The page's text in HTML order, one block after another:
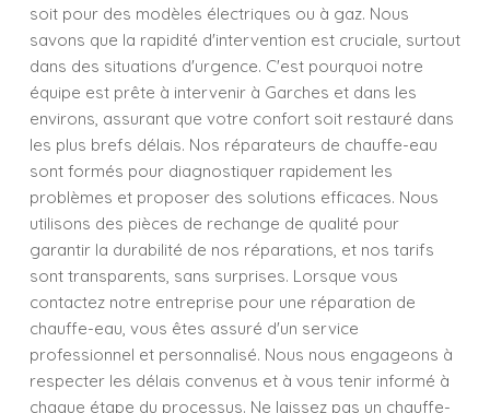
soit pour des modèles électriques ou à gaz. Nous
savons que la rapidité d'intervention est cruciale, surtout
dans des situations d'urgence. C'est pourquoi notre
équipe est prête à intervenir à Garches et dans les
environs, assurant que votre confort soit restauré dans
les plus brefs délais. Nos réparateurs de chauffe-eau
sont formés pour diagnostiquer rapidement les
problèmes et proposer des solutions efficaces. Nous
utilisons des pièces de rechange de qualité pour
garantir la durabilité de nos réparations, et nos tarifs
sont transparents, sans surprises. Lorsque vous
contactez notre entreprise pour une réparation de
chauffe-eau, vous êtes assuré d'un service
professionnel et personnalisé. Nous nous engageons à
respecter les délais convenus et à vous tenir informé à
chaque étape du processus. Ne laissez pas un chauffe-